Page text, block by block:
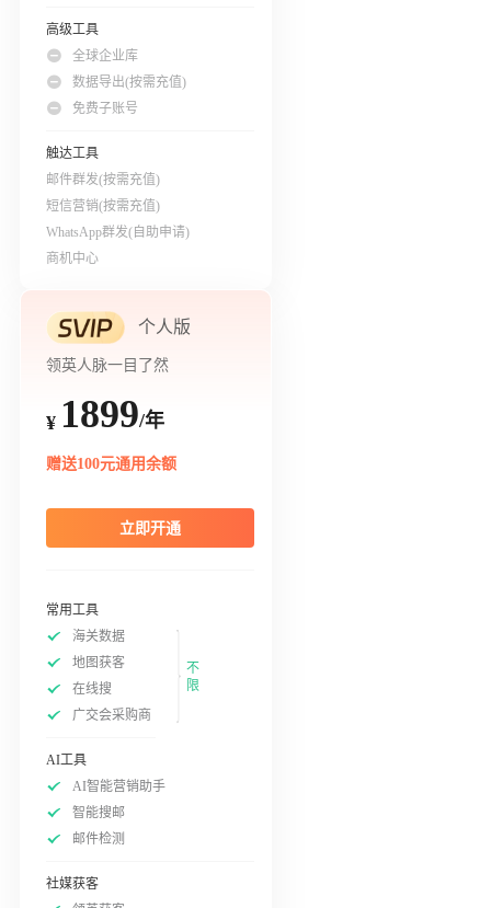
高级工具
全球企业库
数据导出(按需充值)
免费子账号
触达工具
邮件群发(按需充值)
短信营销(按需充值)
WhatsApp群发(自助申请)
商机中心
个人版
领英人脉一目了然
¥ 1899/年
赠送100元通用余额
立即开通
常用工具
海关数据
地图获客
在线搜
广交会采购商
不
限
AI工具
AI智能营销助手
智能搜邮
邮件检测
社媒获客